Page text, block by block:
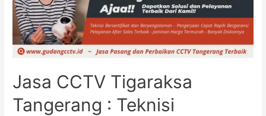
Jasa CCTV Tigaraksa
Tangerang : Teknisi